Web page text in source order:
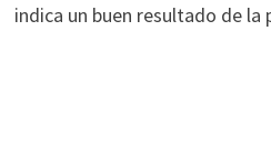
indica un buen resultado de la